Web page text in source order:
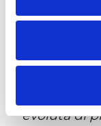
Ciò ha
evoluta di